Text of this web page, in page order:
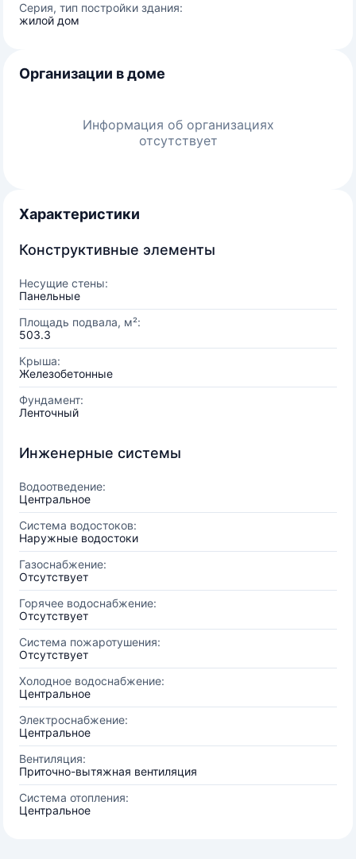
Серия, тип постройки здания:
жилой дом
Организации в доме
Информация об организациях
отсутствует
Характеристики
Конструктивные элементы
Несущие стены:
Панельные
Площадь подвала, м²:
503.3
Крыша:
Железобетонные
Фундамент:
Ленточный
Инженерные системы
Водоотведение:
Центральное
Система водостоков:
Наружные водостоки
Газоснабжение:
Отсутствует
Горячее водоснабжение:
Отсутствует
Система пожаротушения:
Отсутствует
Холодное водоснабжение:
Центральное
Электроснабжение:
Центральное
Вентиляция:
Приточно-вытяжная вентиляция
Система отопления:
Центральное